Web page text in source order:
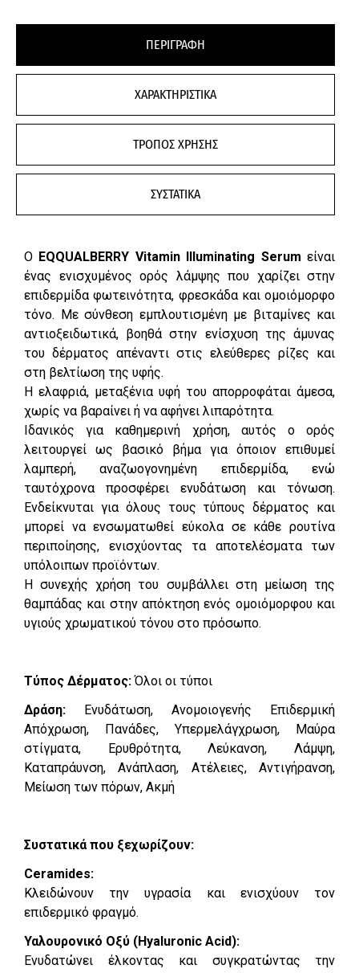
ΠΕΡΙΓΡΑΦΗ
ΧΑΡΑΚΤΗΡΙΣΤΙΚΑ
ΤΡΟΠΟΣ ΧΡΗΣΗΣ
ΣΥΣΤΑΤΙΚΑ
Ο EQQUALBERRY Vitamin Illuminating Serum είναι
ένας ενισχυμένος ορός λάμψης που χαρίζει στην
επιδερμίδα φωτεινότητα, φρεσκάδα και ομοιόμορφο
τόνο. Με σύνθεση εμπλουτισμένη με βιταμίνες και
αντιοξειδωτικά, βοηθά στην ενίσχυση της άμυνας
του δέρματος απέναντι στις ελεύθερες ρίζες και
στη βελτίωση της υφής.
Η ελαφριά, μεταξένια υφή του απορροφάται άμεσα,
χωρίς να βαραίνει ή να αφήνει λιπαρότητα.
Ιδανικός για καθημερινή χρήση, αυτός ο ορός
λειτουργεί ως βασικό βήμα για όποιον επιθυμεί
λαμπερή, αναζωογονημένη επιδερμίδα, ενώ
ταυτόχρονα προσφέρει ενυδάτωση και τόνωση.
Ενδείκνυται για όλους τους τύπους δέρματος και
μπορεί να ενσωματωθεί εύκολα σε κάθε ρουτίνα
περιποίησης, ενισχύοντας τα αποτελέσματα των
υπόλοιπων προϊόντων.
Η συνεχής χρήση του συμβάλλει στη μείωση της
θαμπάδας και στην απόκτηση ενός ομοιόμορφου και
υγιούς χρωματικού τόνου στο πρόσωπο.
Τύπος Δέρματος:Όλοι οι τύποι
Δράση: Ενυδάτωση, Ανομοιογενής Επιδερμική
Απόχρωση, Πανάδες, Υπερμελάγχρωση, Μαύρα
στίγματα, Ερυθρότητα, Λεύκανση, Λάμψη,
Καταπράυνση, Ανάπλαση, Ατέλειες, Αντιγήρανση,
Μείωση των πόρων, Ακμή
Συστατικά που ξεχωρίζουν:
Ceramides:
Κλειδώνουν την υγρασία και ενισχύουν τον
επιδερμικό φραγμό.
Υαλουρονικό Οξύ (Hyaluronic Acid):
Ενυδατώνει έλκοντας και συγκρατώντας την